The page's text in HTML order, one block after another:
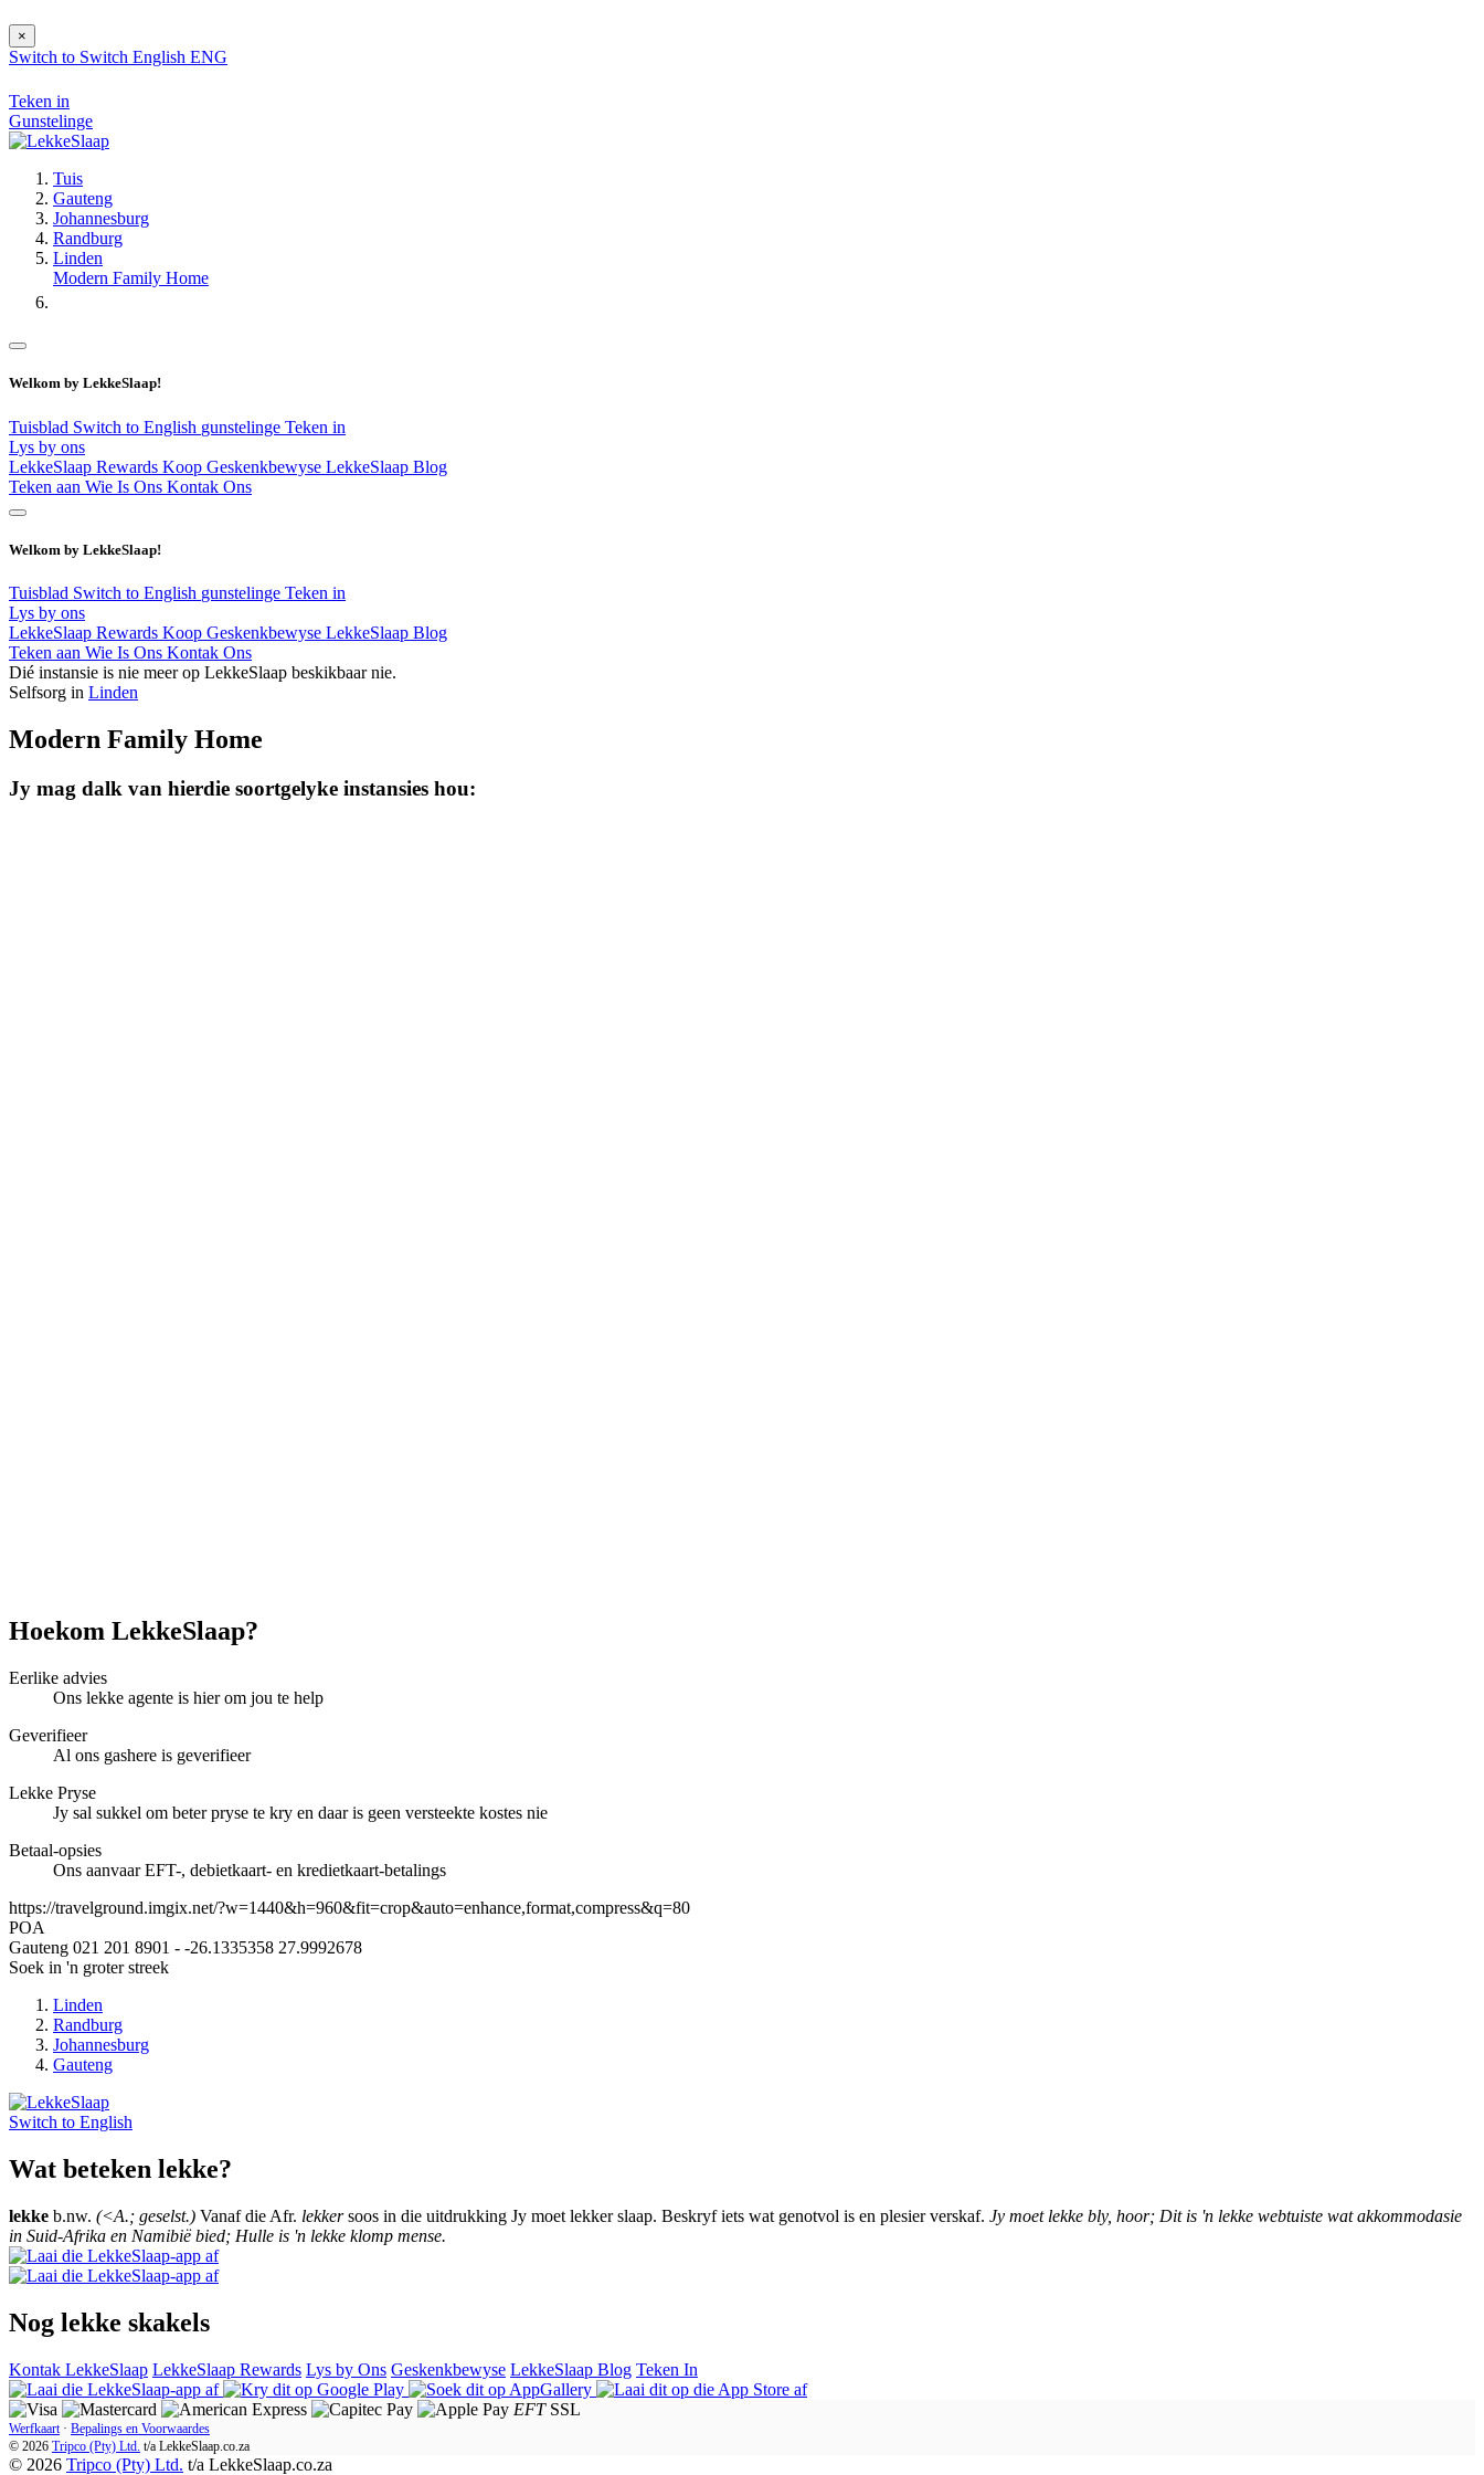
×
Switch to Switch English ENG
Teken in
Gunstelinge
Tuis
Gauteng
Johannesburg
Randburg
Linden
Modern Family Home
Welkom by LekkeSlaap!
Tuisblad Switch to English gunstelinge Teken in
Lys by ons
LekkeSlaap Rewards Koop Geskenkbewyse LekkeSlaap Blog
Teken aan Wie Is Ons Kontak Ons
Welkom by LekkeSlaap!
Tuisblad Switch to English gunstelinge Teken in
Lys by ons
LekkeSlaap Rewards Koop Geskenkbewyse LekkeSlaap Blog
Teken aan Wie Is Ons Kontak Ons
Dié instansie is nie meer op LekkeSlaap beskikbaar nie.
Selfsorg in Linden
Modern Family Home
Jy mag dalk van hierdie soortgelyke instansies hou:
Hoekom LekkeSlaap?
Eerlike advies
Ons lekke agente is hier om jou te help
Geverifieer
Al ons gashere is geverifieer
Lekke Pryse
Jy sal sukkel om beter pryse te kry en daar is geen versteekte kostes nie
Betaal-opsies
Ons aanvaar EFT-, debietkaart- en kredietkaart-betalings
https://travelground.imgix.net/?w=1440&h=960&fit=crop&auto=enhance,format,compress&q=80
POA
Gauteng 021 201 8901 - -26.1335358 27.9992678
Soek in 'n groter streek
Linden
Randburg
Johannesburg
Gauteng
Switch to English
Wat beteken lekke?
lekke b.nw. (<A.; geselst.) Vanaf die Afr. lekkersoos in die uitdrukking Jy moet lekker slaap. Beskryf iets wat genotvol is en plesier verskaf. Jy moet lekke bly, hoor; Dit is 'n lekke webtuiste wat akkommodasie
in Suid-Afrika en Namibië bied; Hulle is 'n lekke klomp mense.
Nog lekke skakels
Kontak LekkeSlaap LekkeSlaap Rewards Lys by Ons Geskenkbewyse LekkeSlaap Blog Teken In
EFT SSL
Werfkaart · Bepalings en Voorwaardes
© 2026 Tripco (Pty) Ltd. t/a LekkeSlaap.co.za
© 2026 Tripco (Pty) Ltd. t/a LekkeSlaap.co.za